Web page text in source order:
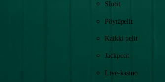
Slotit
Pöytäpelit
Kaikki pelit
Jackpotit
Live-kasino